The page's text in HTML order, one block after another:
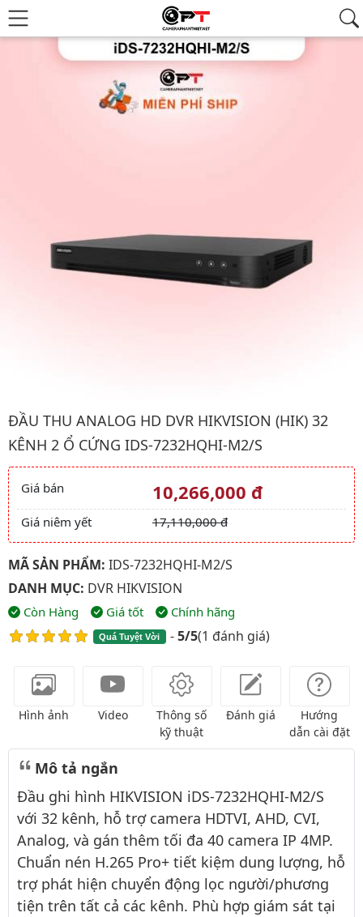
Hình ảnh đại diện của sản phẩm Đầu thu analog HD DVR
ĐẦU THU ANALOG HD DVR HIKVISION (HIK) 32
KÊNH 2 Ổ CỨNG IDS-7232HQHI-M2/S
Giá và khuyến mãi
Giá bán 10,266,000 đ
Giá niêm yết 17,110,000 đ
MÃ SẢN PHẨM: IDS-7232HQHI-M2/S
DANH MỤC: DVR HIKVISION
Còn Hàng Giá tốt Chính hãng
Quá Tuyệt Vời -5/5(1 đánh giá)
Hình ảnh Video
Thông số
kỹ thuật
Đánh giá
Hướng
dẫn cài đặt
Mô tả ngắn
Đầu ghi hình HIKVISION iDS-7232HQHI-M2/S
với 32 kênh, hỗ trợ camera HDTVI, AHD, CVI,
Analog, và gán thêm tối đa 40 camera IP 4MP.
Chuẩn nén H.265 Pro+ tiết kiệm dung lượng, hỗ
trợ phát hiện chuyển động lọc người/phương
tiện trên tất cả các kênh. Phù hợp giám sát tại